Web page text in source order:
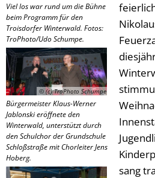
Viel los war rund um die Bühne
beim Programm für den
Troisdorfer Winterwald. Fotos:
TroPhoto/Udo Schumpe.
© (c) TroPhoto Schumpe
Bürgermeister Klaus-Werner
Jablonski eröffnete den
Winterwald, unterstützt durch
den Schulchor der Grundschule
Schloßstraße mit Chorleiter Jens
Hoberg.
sang